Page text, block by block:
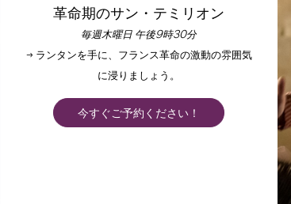
革命期のサン・テミリオン
毎週木曜日 午後9時30分
→ ランタンを手に、フランス革命の激動の雰囲気
に浸りましょう。
今すぐご予約ください！